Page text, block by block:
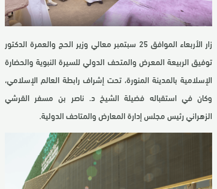
زار الأربعاء الموافق 25 سبتمبر معالي وزير الحج والعمرة الدكتور
توفيق الربيعة المعرض والمتحف الدولي للسيرة النبوية والحضارة
الإسلامية بالمدينة المنورة، تحت إشراف رابطة العالم الإسلامي،
وكان في استقباله فضيلة الشيخ د. ناصر بن مسفر القرشي
الزهراني رئيس مجلس إدارة المعارض والمتاحف الدولية.